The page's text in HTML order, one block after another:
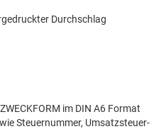
Durchschlag
im DIN A6 Format
Steuernummer, Umsatzsteuer-